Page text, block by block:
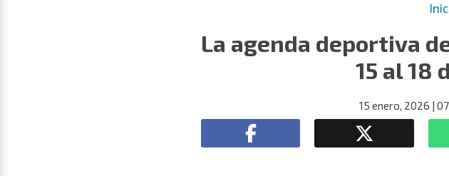
La agenda deportiva
15 al 18
15 enero, 2026 |